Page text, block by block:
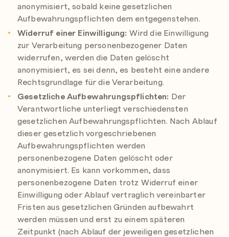
anonymisiert, sobald keine gesetzlichen
Aufbewahrungspflichten dem entgegenstehen.
Widerruf einer Einwilligung: Wird die Einwilligung
zur Verarbeitung personenbezogener Daten
widerrufen, werden die Daten gelöscht
anonymisiert, es sei denn, es besteht eine andere
Rechtsgrundlage für die Verarbeitung.
Gesetzliche Aufbewahrungspflichten: Der
Verantwortliche unterliegt verschiedensten
gesetzlichen Aufbewahrungspflichten. Nach Ablauf
dieser gesetzlich vorgeschriebenen
Aufbewahrungspflichten werden
personenbezogene Daten gelöscht oder
anonymisiert. Es kann vorkommen, dass
personenbezogene Daten trotz Widerruf einer
Einwilligung oder Ablauf vertraglich vereinbarter
Fristen aus gesetzlichen Gründen aufbewahrt
werden müssen und erst zu einem späteren
Zeitpunkt (nach Ablauf der jeweiligen gesetzlichen